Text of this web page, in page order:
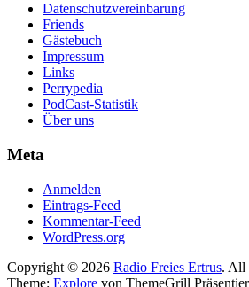
Datenschutzvereinbarung
Friends
Gästebuch
Impressum
Links
Perrypedia
PodCast-Statistik
Über uns
Meta
Anmelden
Eintrags-Feed
Kommentar-Feed
WordPress.org
Copyright © 2026 Radio Freies Ertrus. All
Theme: Explore von ThemeGrill